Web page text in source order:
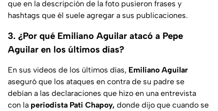
que en la descripción de la foto pusieron frases y
hashtags que él suele agregar a sus publicaciones.
3. ¿Por qué Emiliano Aguilar atacó a Pepe
Aguilar en los últimos días?
En sus videos de los últimos días, Emiliano Aguilar
aseguró que los ataques en contra de su padre se
debían a las declaraciones que hizo en una entrevista
con la periodista Pati Chapoy, donde dijo que cuando se